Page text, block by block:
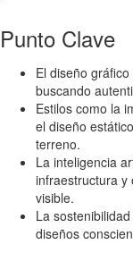
Punto Clave
El diseño
buscando
Estilos como la
el diseño
terreno.
La inteligencia
infraestructura y
visible.
La
diseños